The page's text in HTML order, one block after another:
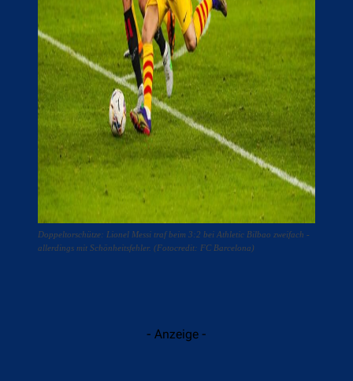
Doppeltorschütze: Lionel Messi traf beim 3:2 bei Athletic Bilbao zweifach -
allerdings mit Schönheitsfehler. (Fotocredit: FC Barcelona)
- Anzeige -